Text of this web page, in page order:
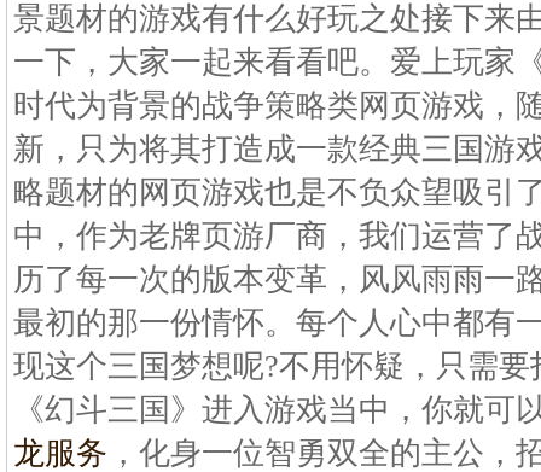
景题材的游戏有什么好玩之处接下来
一下，大家一起来看看吧。爱上玩家
时代为背景的战争策略类网页游戏，
新，只为将其打造成一款经典三国游
略题材的网页游戏也是不负众望吸引
中，作为老牌页游厂商，我们运营了
历了每一次的版本变革，风风雨雨一
最初的那一份情怀。每个人心中都有
现这个三国梦想呢?不用怀疑，只需
《幻斗三国》进入游戏当中，你就可
龙服务 ，化身一位智勇双全的主公，